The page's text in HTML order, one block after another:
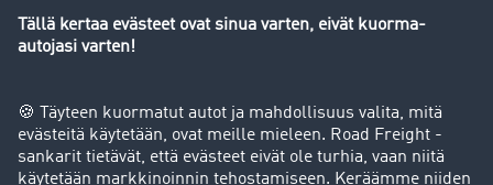
14.4. Ibexa CDP by Raptor
Sen avulla voimme analysoida ja optimoida
monipuolisesti markkinointistrategioitamme ja
asiakaspalveluamme.